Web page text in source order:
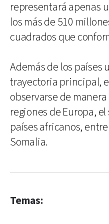
representará apenas
los más de 510
cuadrados que
Además de los países
trayectoria principal,
observarse de
regiones de Europa,
países africanos,
Somalia.
Temas: